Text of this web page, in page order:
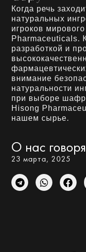
О нас
23 марта, 2025
Когда речь
натуральных
игроков
Pharmaceuticals.
разработкой и
внимание
натуральности
при выборе
Hisong
нашем сырье.